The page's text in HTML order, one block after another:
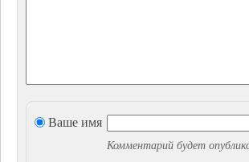
Ваше имя
Комментарий будет